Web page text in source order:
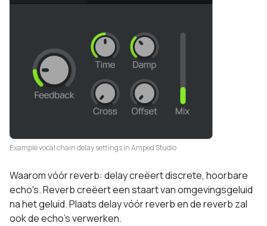
Example vocal chain delay settings in Amped Studio
Waarom vóór reverb: delay creëert discrete, hoorbare
echo's. Reverb creëert een staart van omgevingsgeluid
na het geluid. Plaats delay vóór reverb en de reverb zal
ook de echo's verwerken.